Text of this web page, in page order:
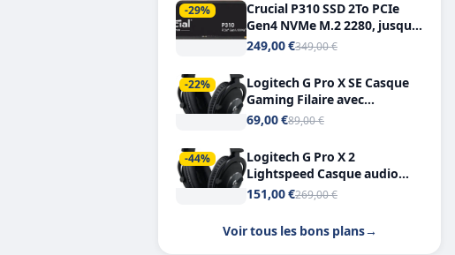
-29%
Crucial P310 SSD 2To PCIe
Gen4 NVMe M.2 2280, jusqu’à
7.100 Mo/s
249,00 €349,00 €
-22%
Logitech G Pro X SE Casque
Gaming Filaire avec
Microphone Micro
7.1
69,00 €89,00 €
-44%
Logitech G Pro X 2
Lightspeed Casque audio
bluetooth
151,00 €269,00 €
Voir tous les bons plans→